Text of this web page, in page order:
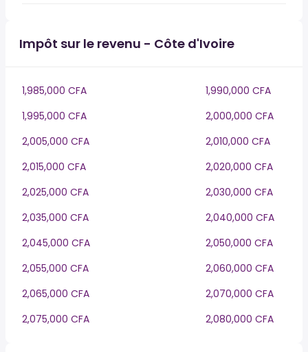
Impôt sur le revenu - Côte d'Ivoire
1,985,000 CFA
1,990,000 CFA
1,995,000 CFA
2,000,000 CFA
2,005,000 CFA
2,010,000 CFA
2,015,000 CFA
2,020,000 CFA
2,025,000 CFA
2,030,000 CFA
2,035,000 CFA
2,040,000 CFA
2,045,000 CFA
2,050,000 CFA
2,055,000 CFA
2,060,000 CFA
2,065,000 CFA
2,070,000 CFA
2,075,000 CFA
2,080,000 CFA